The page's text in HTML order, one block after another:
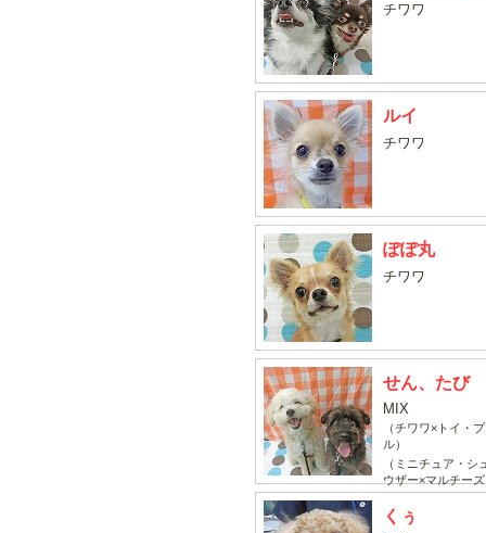
チワワ
ルイ
チワワ
ぽぽ丸
チワワ
せん、たび
MIX
（チワワ×トイ・
ル）
（ミニチュア・シ
ウザー×マルチー
くぅ